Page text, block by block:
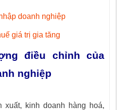
doanh nghiệp
giá trị gia tăng
điều chỉnh của
nghiệp
xuất, kinh doanh hàng hoá,